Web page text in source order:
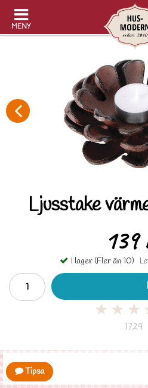
MENY
Ljusstake
139
I lager (Fler än 10)
★ ★ ★
1729
Tipsa